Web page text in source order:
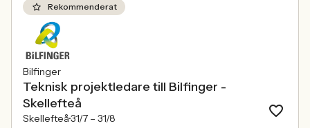
Rekommenderat
Bilfinger
Teknisk projektledare till Bilfinger -
Skellefteå
Skellefteå31/7 – 31/8